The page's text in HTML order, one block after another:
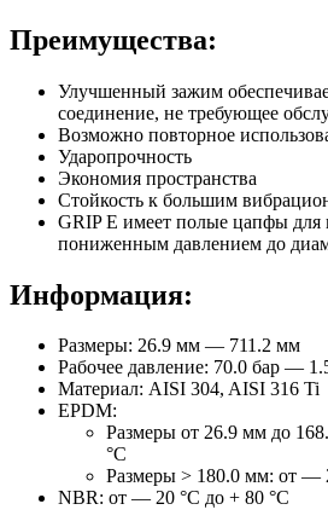
Преимущества:
Улучшенный зажим
соединение, не требующее
Возможно повторное
Ударопрочность
Экономия пространства
Стойкость к большим
GRIP E имеет полые цапфы для
пониженным давлением до
Информация:
Размеры: 26.9 мм — 711.2 мм
Рабочее давление: 70.0 бар —
Материал: AISI 304, AISI 316 Ti
EPDM:
Размеры от 26.9 мм до
°C
Размеры > 180.0 мм: от —
NBR: от — 20 °C до + 80 °C